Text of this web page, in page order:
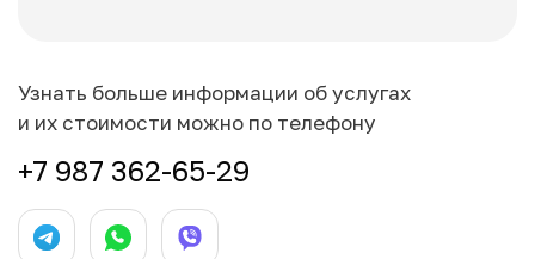
Узнать больше информации об услугах
и их стоимости можно по телефону
+7 987 362-65-29